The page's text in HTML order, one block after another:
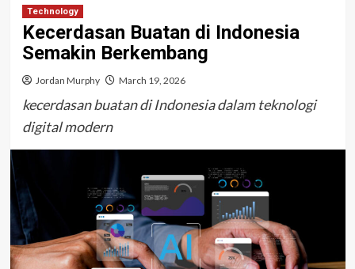
Technology
Kecerdasan Buatan di Indonesia
Semakin Berkembang
Jordan Murphy March 19, 2026
kecerdasan buatan di Indonesia dalam teknologi
digital modern